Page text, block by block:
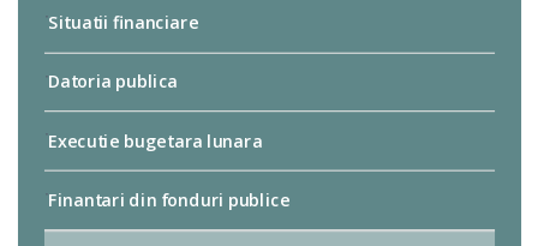
Situatii financiare
Datoria publica
Executie bugetara lunara
Finantari din fonduri publice